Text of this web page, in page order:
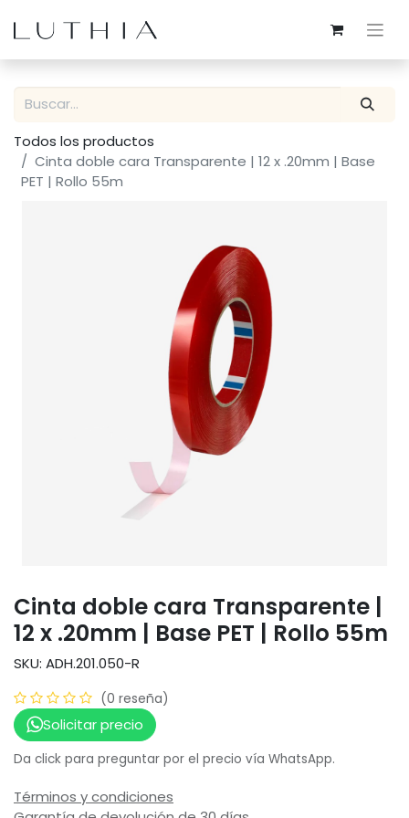
Todos los productos
Cinta doble cara Transparente | 12 x .20mm | Base
PET | Rollo 55m
Cinta doble cara Transparente |
12 x .20mm | Base PET | Rollo 55m
SKU: ADH.201.050-R
(0 reseña)
Solicitar precio
Da click para preguntar por el precio vía WhatsApp.
Términos y condiciones